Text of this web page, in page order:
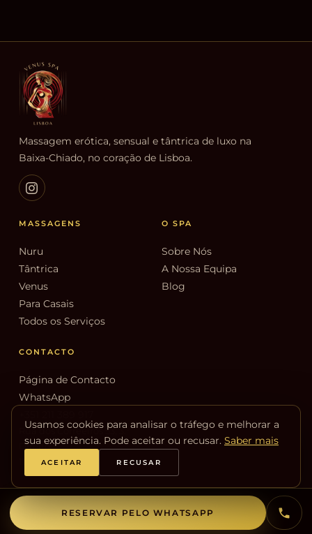
Massagem erótica, sensual e tântrica de luxo na
Baixa-Chiado, no coração de Lisboa.
MASSAGENS
Nuru
Tântrica
Venus
Para Casais
Todos os Serviços
O SPA
Sobre Nós
A Nossa Equipa
Blog
CONTACTO
Página de Contacto
WhatsApp
Rua dos Correeiros 53, 3.º
Direito
1100-162 Lisboa
© 2026 Venus Spa Lisboa. Todos os direitos reservados.
Privacidade Cookies
Não oferecemos serviços sexuais ou qualquer tipo de ato que vá
RESERVAR PELO WHATSAPP
Usamos cookies para analisar o tráfego e melhorar a
sua experiência. Pode aceitar ou recusar. Saber mais
ACEITAR RECUSAR